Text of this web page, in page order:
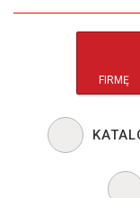
FIRMĘ